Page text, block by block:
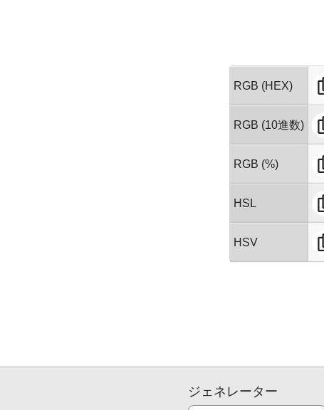
RGB (HEX)
RGB (10進数)
RGB (%)
HSL
HSV
ジェネレーター